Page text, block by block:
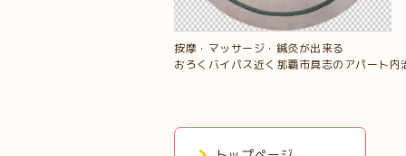
按摩・マッサージ・鍼灸が出来る
おろくバイパス近く那覇市具志のアパート内